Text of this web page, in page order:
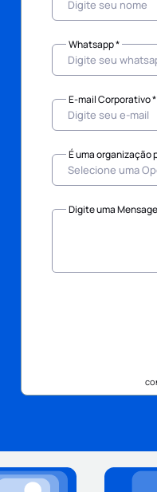
Whatsapp *
E-mail Corporativo *
É uma organização
Digite uma